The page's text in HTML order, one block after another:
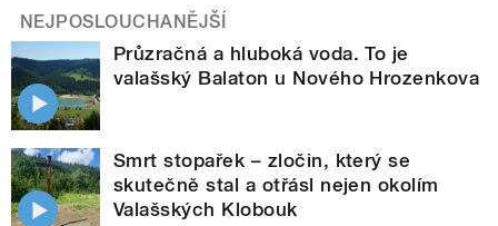
NEJPOSLOUCHANĚJŠÍ
Průzračná a hluboká voda. To je
valašský Balaton u Nového Hrozenkova
Smrt stopařek – zločin, který se
skutečně stal a otřásl nejen okolím
Valašských Klobouk